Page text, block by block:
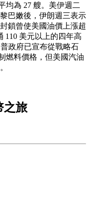
均為 27 艘。美伊週二
巴嫩後，伊朗週三表示
鎖曾使美國油價上漲超
110 美元以上的四年高
政府已宣布從戰略石
燃料價格，但美國汽油
之旅